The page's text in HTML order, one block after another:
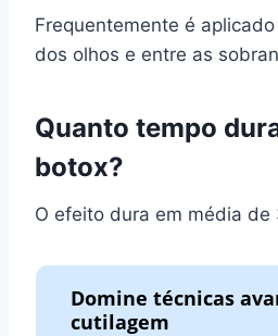
Frequentemente é
dos olhos e entre as
Quanto tempo
botox?
O efeito dura em média de
Domine técnicas
cutilagem